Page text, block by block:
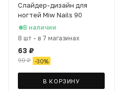
Слайдер-дизайн для
ногтей Miw Nails 90
В наличии
8 шт - в 7 магазинах
63 ₽
90₽ -30%
В КОРЗИНУ